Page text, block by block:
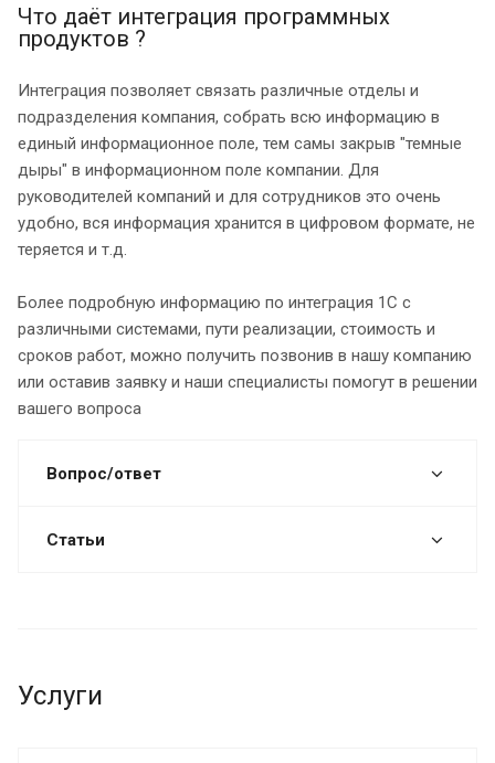
Что даёт интеграция программных
продуктов ?
Интеграция позволяет связать различные отделы и
подразделения компания, собрать всю информацию в
единый информационное поле, тем самы закрыв "темные
дыры" в информационном поле компании. Для
руководителей компаний и для сотрудников это очень
удобно, вся информация хранится в цифровом формате, не
теряется и т.д.
Более подробную информацию по интеграция 1С с
различными системами, пути реализации, стоимость и
сроков работ, можно получить позвонив в нашу компанию
или оставив заявку и наши специалисты помогут в решении
вашего вопроса
Вопрос/ответ
Статьи
Услуги